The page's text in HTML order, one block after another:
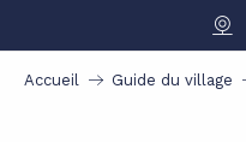
contenu
Accueil Guide du village